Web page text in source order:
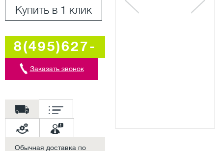
Купить в 1 клик
8(495)627-
5707
Заказать звонок
Обычная доставка по